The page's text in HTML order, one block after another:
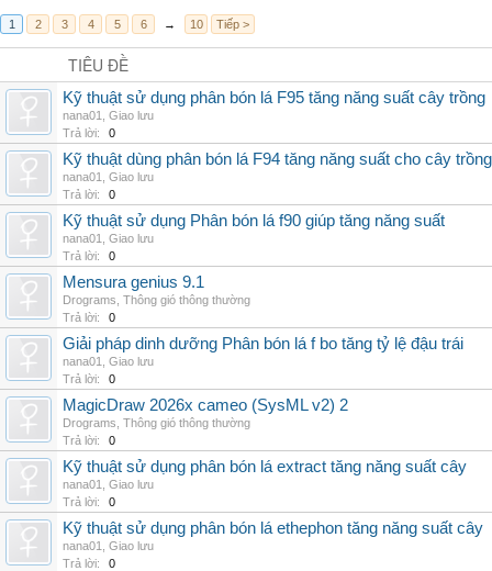
1 2 3 4 5 6 → 10 Tiếp >
TIÊU ĐỀ
Kỹ thuật sử dụng phân bón lá F95 tăng năng suất cây trồng
nana01
Giao lưu
Trả lời:
0
Kỹ thuật dùng phân bón lá F94 tăng năng suất cho cây trồng
nana01
Giao lưu
Trả lời:
0
Kỹ thuật sử dụng Phân bón lá f90 giúp tăng năng suất
nana01
Giao lưu
Trả lời:
0
Mensura genius 9.1
Drograms Thông gió thông thường
Trả lời:
0
Giải pháp dinh dưỡng Phân bón lá f bo tăng tỷ lệ đậu trái
nana01
Giao lưu
Trả lời:
0
MagicDraw 2026x cameo (SysML v2) 2
Drograms Thông gió thông thường
Trả lời:
0
Kỹ thuật sử dụng phân bón lá extract tăng năng suất cây
nana01
Giao lưu
Trả lời:
0
Kỹ thuật sử dụng phân bón lá ethephon tăng năng suất cây
nana01
Giao lưu
Trả lời:
0